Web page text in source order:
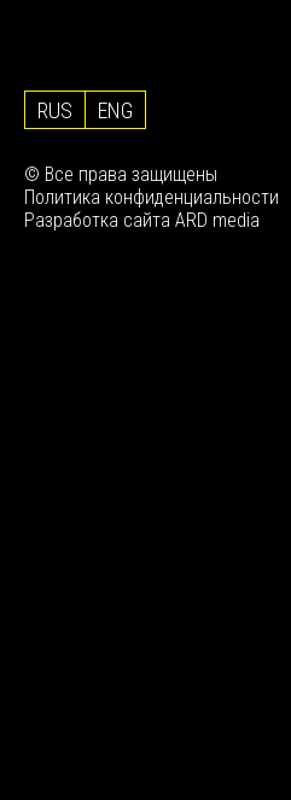
RUS ENG
© Все права защищены
Политика конфиденциальности
Разработка сайта ARD media